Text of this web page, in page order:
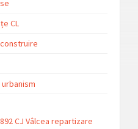
CL
CJ Vâlcea repartizare